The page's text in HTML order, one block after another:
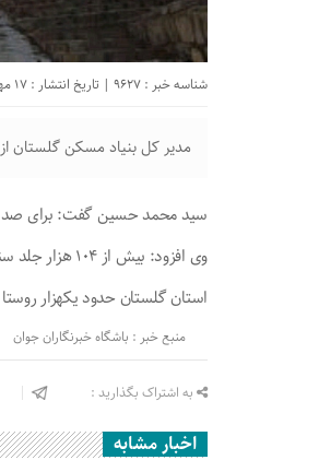
شناسه خبر : 9627 | تاریخ انتشار : 17 مهر 1402 - 9:33 |
مدیر کل بنیاد مسکن گلستان
سید محمد حسین گفت: برای صد
وی افزود: بیش از ۱۰۴ هزار جلد سند مسکن روستایی نیز تحویل روستاییان شده است.
استان گلستان حدود یکهزار روستا دارد و حدود نیمی از
منبع خبر : باشگاه خبرنگاران جوان
به اشتراک بگذارید :
اخبار مشابه